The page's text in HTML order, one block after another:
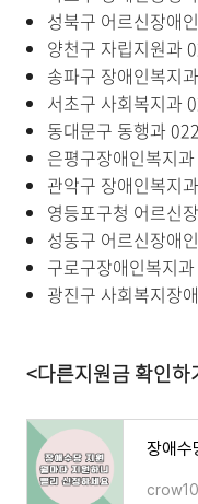
성북구 어르신장애
양천구 자립지원과
송파구 장애인복지
서초구 사회복지과
동대문구 동행과
은평구장애인복지
관악구 장애인복지
영등포구청 어르신
성동구 어르신장애
구로구장애인복지
광진구 사회복지장
<다른지원금 확인하